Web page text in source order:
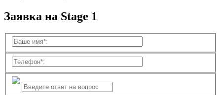
Заявка на Stage 1